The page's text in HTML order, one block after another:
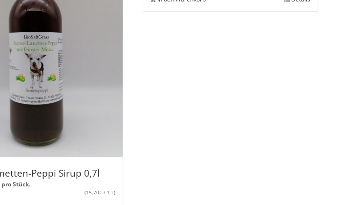
Peppi Sirup 0,7l
pro Stück.
(15,70€ / 1 L)